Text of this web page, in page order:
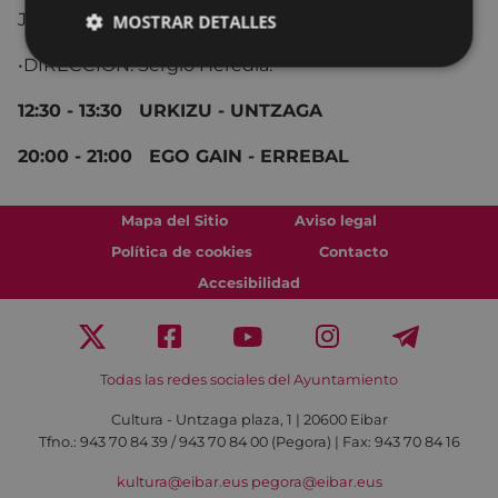
Juanan Lucena, Sergio Heredia.
•DIRECCIÓN: Sergio Heredia.
12:30 - 13:30 URKIZU - UNTZAGA
20:00 - 21:00 EGO GAIN - ERREBAL
Mapa del Sitio
Aviso legal
Política de cookies
Contacto
Accesibilidad
Todas las redes sociales del Ayuntamiento
Cultura - Untzaga plaza, 1 | 20600 Eibar
Tfno.: 943 70 84 39 / 943 70 84 00 (Pegora) | Fax: 943 70 84 16
kultura@eibar.eus pegora@eibar.eus
MOSTRAR DETALLES